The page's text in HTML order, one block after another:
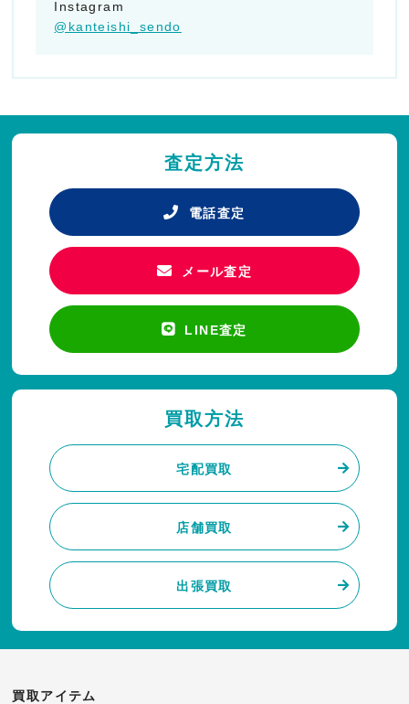
Instagram
@kanteishi_sendo
査定方法
電話査定
メール査定
LINE査定
買取方法
宅配買取
店舗買取
出張買取
買取アイテム